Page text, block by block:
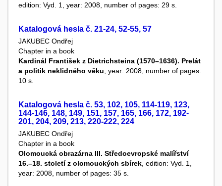
edition: Vyd. 1, year: 2008, number of pages: 29 s.
Katalogová hesla č. 21-24, 52-55, 57
JAKUBEC Ondřej
Chapter in a book
Kardinál František z Dietrichsteina (1570–1636). Prelát
a politik neklidného věku , year: 2008, number of pages:
10 s.
Katalogová hesla č. 53, 102, 105, 114-119, 123,
144-146, 148, 149, 151, 157, 165, 166, 172, 192-
201, 204, 209, 213, 220-222, 224
JAKUBEC Ondřej
Chapter in a book
Olomoucká obrazárna III. Středoevropské malířství
16.–18. století z olomouckých sbírek, edition: Vyd. 1,
year: 2008, number of pages: 35 s.